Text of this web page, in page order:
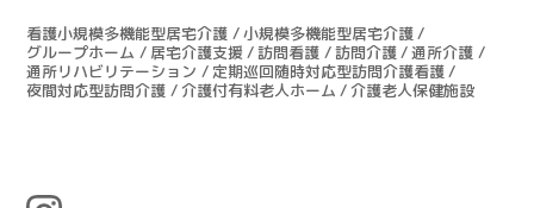
看護小規模多機能型居宅介護
小規模多機能型居宅介護
グループホーム
居宅介護支援 訪問看護 訪問介護
通所介護
通所リハビリテーション
定期巡回随時対応型訪問介護看護
夜間対応型訪問介護
介護付有料老人ホーム 介護老人保健施設